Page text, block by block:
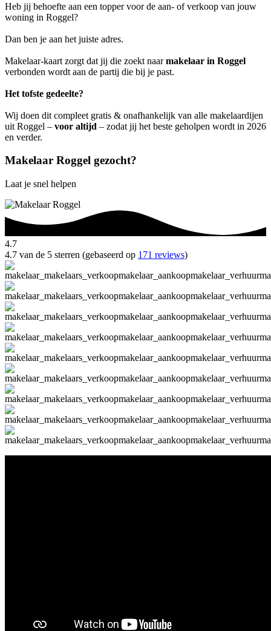
Heb jij behoefte aan een topper voor de aan- of verkoop van jouw
woning in Roggel?
Dan ben je aan het juiste adres.
Makelaar-kaart zorgt dat jij die zoekt naarmakelaar in Roggel
verbonden wordt aan de partij die bij je past.
Het tofste gedeelte?
Wij doen dit compleet gratis & onafhankelijk van alle makelaardijen
uit Roggel – voor altijd – zodat jij het beste geholpen wordt in 2026
en verder.
Makelaar Roggel gezocht?
Laat je snel helpen
4.7
4.7 van de 5 sterren (gebaseerd op 171 reviews)